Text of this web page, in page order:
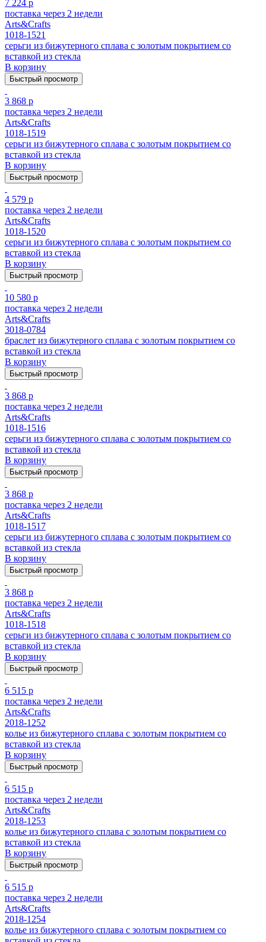
7 224 р
поставка через 2 недели
Arts&Crafts
1018-1521
серьги из бижутерного сплава с золотым покрытием cо
вставкой из стекла
В корзину
Быстрый просмотр
3 868 р
поставка через 2 недели
Arts&Crafts
1018-1519
серьги из бижутерного сплава с золотым покрытием cо
вставкой из стекла
В корзину
Быстрый просмотр
4 579 р
поставка через 2 недели
Arts&Crafts
1018-1520
серьги из бижутерного сплава с золотым покрытием cо
вставкой из стекла
В корзину
Быстрый просмотр
10 580 р
поставка через 2 недели
Arts&Crafts
3018-0784
браслет из бижутерного сплава с золотым покрытием cо
вставкой из стекла
В корзину
Быстрый просмотр
3 868 р
поставка через 2 недели
Arts&Crafts
1018-1516
серьги из бижутерного сплава с золотым покрытием cо
вставкой из стекла
В корзину
Быстрый просмотр
3 868 р
поставка через 2 недели
Arts&Crafts
1018-1517
серьги из бижутерного сплава с золотым покрытием cо
вставкой из стекла
В корзину
Быстрый просмотр
3 868 р
поставка через 2 недели
Arts&Crafts
1018-1518
серьги из бижутерного сплава с золотым покрытием cо
вставкой из стекла
В корзину
Быстрый просмотр
6 515 р
поставка через 2 недели
Arts&Crafts
2018-1252
колье из бижутерного сплава с золотым покрытием cо
вставкой из стекла
В корзину
Быстрый просмотр
6 515 р
поставка через 2 недели
Arts&Crafts
2018-1253
колье из бижутерного сплава с золотым покрытием cо
вставкой из стекла
В корзину
Быстрый просмотр
6 515 р
поставка через 2 недели
Arts&Crafts
2018-1254
колье из бижутерного сплава с золотым покрытием cо